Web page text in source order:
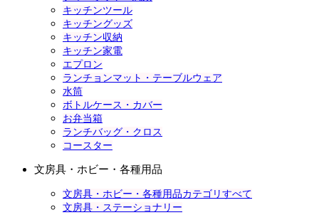
キッチンツール
キッチングッズ
キッチン収納
キッチン家電
エプロン
ランチョンマット・テーブルウェア
水筒
ボトルケース・カバー
お弁当箱
ランチバッグ・クロス
コースター
文房具・ホビー・各種用品
文房具・ホビー・各種用品カテゴリすべて
文房具・ステーショナリー